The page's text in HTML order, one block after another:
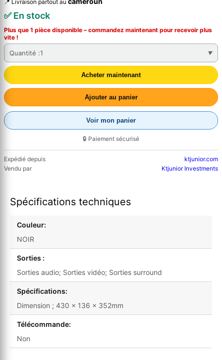
📍 Livraison partout au
✅ En stock
Plus que 1 pièce disponible – commandez maintenant pour recevoir plus
vite !
Quantité :1
Acheter maintenant
Ajouter au panier
Voir mon panier
🔒 Paiement sécurisé
Expédié depuis
ktjunior.com
Vendu par
Ktjunior Investments
Spécifications techniques
Couleur:
NOIR
Sorties :
Sorties audio; Sorties vidéo; Sorties surround
Spécifications:
Dimension ; 430 x 136 x 352mm
Télécommande:
Non